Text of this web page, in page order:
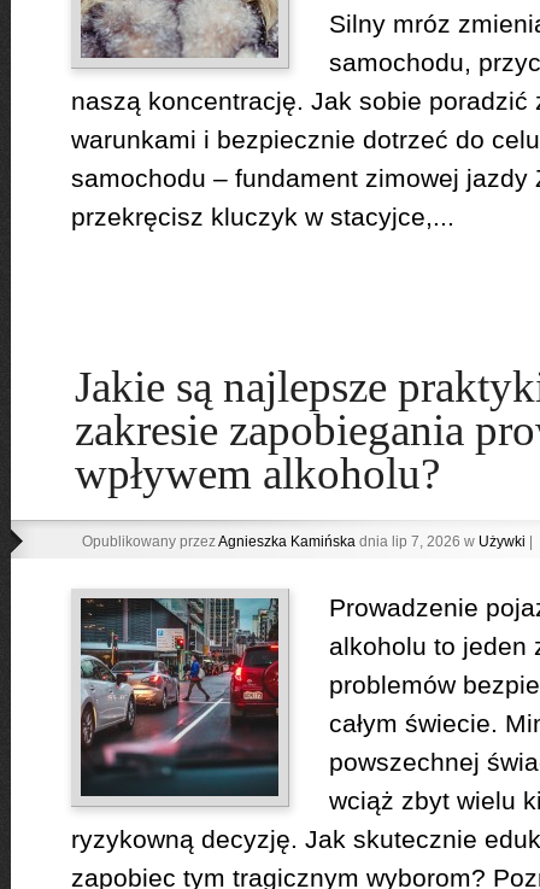
Silny mróz
samochodu,
naszą koncentrację. Jak sobie poradzić
warunkami i bezpiecznie dotrzeć do
samochodu – fundament zimowej jazdy
przekręcisz kluczyk w stacyjce,...
Jakie są najlepsze
zakresie zapobiegania
wpływem alkoholu?
Opublikowany przezAgnieszka Kamińskadnia lip 7, 2026 w Używki
Prowadzenie
alkoholu to jeden
problemów
całym świecie.
powszechnej
wciąż zbyt wielu
ryzykowną decyzję. Jak skutecznie
zapobiec tym tragicznym wyborom?